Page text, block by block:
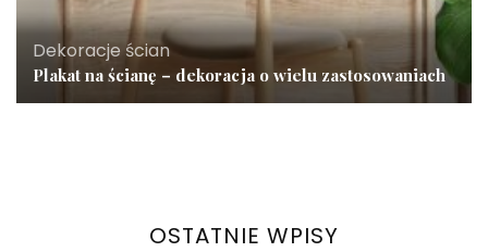
Dekoracje ścian
Plakat na ścianę – dekoracja o wielu zastosowaniach
OSTATNIE WPISY